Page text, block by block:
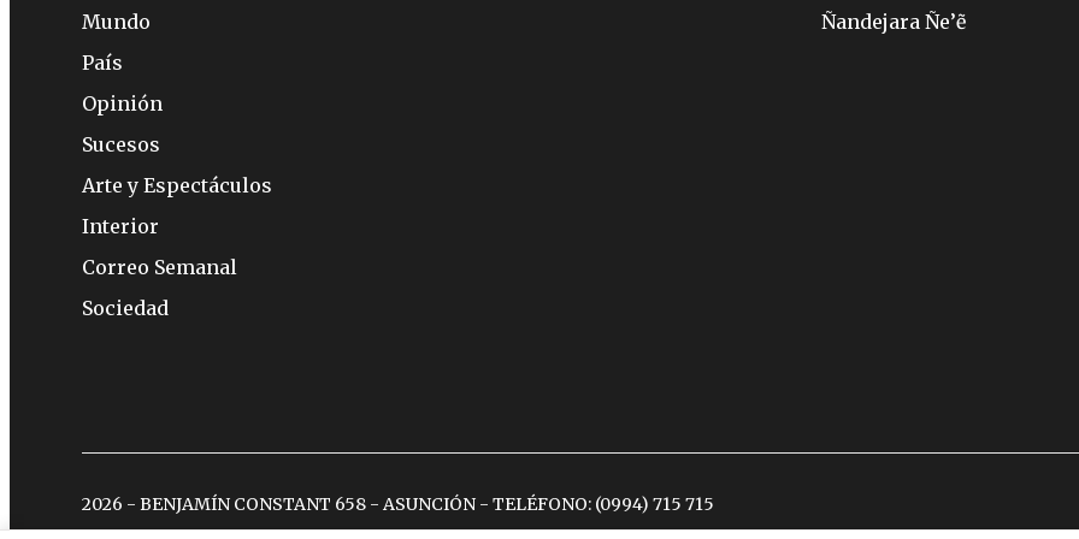
Mundo
País
Opinión
Sucesos
Arte y Espectáculos
Interior
Correo Semanal
Sociedad
Ñandejara Ñe’ẽ
2026 - BENJAMÍN CONSTANT 658 - ASUNCIÓN - TELÉFONO: (0994) 715 715